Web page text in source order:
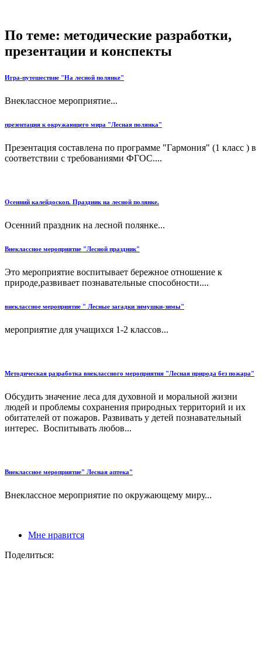
По теме: методические разработки,
презентации и конспекты
Игра-путешествие "На лесной полянке"
Внеклассное мероприятие...
презентация к окружающего мира "Лесная полянка"
Презентация составлена по программе "Гармония" (1 класс ) в
соответствии с требованиями ФГОС....
Осенний калейдоскоп. Праздник на лесной полянке.
Осенний праздник на лесной полянке...
Внеклассное мероприятие "Лесной праздник"
Это мероприятие воспитывает бережное отношение к
природе,развивает познавательные способности....
внеклассное мероприятие " Лесные загадки зимушки-зимы"
мероприятие для учащихся 1-2 классов...
Методическая разработка внеклассного мероприятия "Лесная природа без пожара"
Обсудить значение леса для духовной и моральной жизни
людей и проблемы сохранения природных территорий и их
обитателей от пожаров. Развивать у детей познавательный
интерес. Воспитывать любов...
Внеклассное мероприятие" Лесная аптека"
Внеклассное мероприятие по окружающему миру...
Мне нравится
Поделиться: